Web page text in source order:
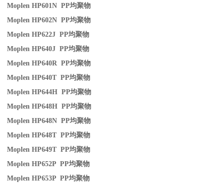
Moplen HP601N PP均聚物
Moplen HP602N PP均聚物
Moplen HP622J PP均聚物
Moplen HP640J PP均聚物
Moplen HP640R PP均聚物
Moplen HP640T PP均聚物
Moplen HP644H PP均聚物
Moplen HP648H PP均聚物
Moplen HP648N PP均聚物
Moplen HP648T PP均聚物
Moplen HP649T PP均聚物
Moplen HP652P PP均聚物
Moplen HP653P PP均聚物